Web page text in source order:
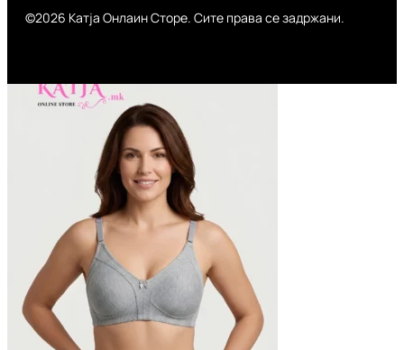
©2026 Катја Онлаин Сторе. Сите права се задржани.